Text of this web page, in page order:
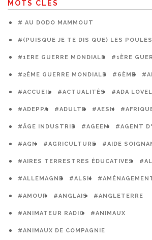
MOTS CLÉS
# AU DODO MAMMOUT
#(PUISQUE JE TE DIS QUE) LES
#1ERE GUERRE MONDIALE #1ÈRE
#2ÈME GUERRE MONDIALE #6ÈME
#ACCUEIL #ACTUALITÉS #ADA
#ADEPPA #ADULTE #AESH
#ÂGE INDUSTRIE #AGEEM #AGENT
#AGN #AGRICULTURE #AIDE
#AIRES TERRESTRES ÉDUCATIVES
#ALLEMAGNE #ALSH
#AMOUR #ANGLAIS #ANGLETERRE
#ANIMATEUR RADIO #ANIMAUX
#ANIMAUX DE COMPAGNIE